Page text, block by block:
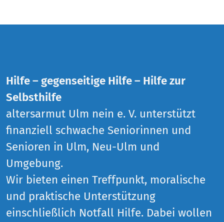
Hilfe – gegenseitige Hilfe – Hilfe zur
Selbsthilfe
altersarmut Ulm nein e. V. unterstützt
finanziell schwache Seniorinnen und
Senioren in Ulm, Neu-Ulm und
Umgebung.
Wir bieten einen Treffpunkt, moralische
und praktische Unterstützung
einschließlich Notfall Hilfe. Dabei wollen